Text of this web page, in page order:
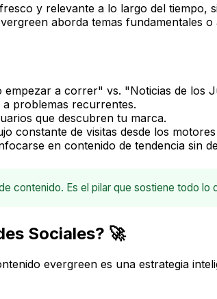
y relevante a lo largo del tiempo,
aborda temas fundamentales
a correr" vs. "Noticias de los
problemas recurrentes.
que descubren tu marca.
constante de visitas desde los
en contenido de tendencia sin
contenido. Es el pilar que sostiene todo lo
Sociales? 🚀
evergreen es una estrategia